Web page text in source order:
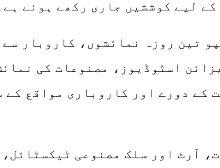
تین روزہ نمائشوں، کاروبار سے
اسٹوڈیوز، مصنوعات کی
کے دورے اور کاروباری مواقع کے
آرٹ اور سلک مصنوعی ٹیکسٹائل،